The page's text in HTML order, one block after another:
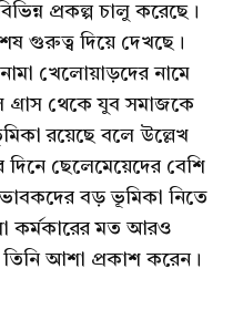
প্রকল্প চালু করেছে।
গুরুত্ব দিয়ে দেখছে।
খেলোয়াড়দের নামে
গ্রাস থেকে যুব সমাজকে
রয়েছে বলে উল্লেখ
ছেলেমেয়েদের বেশি
বড় ভূমিকা নিতে
কর্মকারের মত আরও
আশা প্রকাশ করেন।